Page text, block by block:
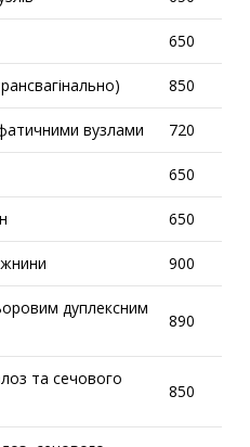
650
850
вузлами 720
650
650
900
дуплексним
890
та сечового
850